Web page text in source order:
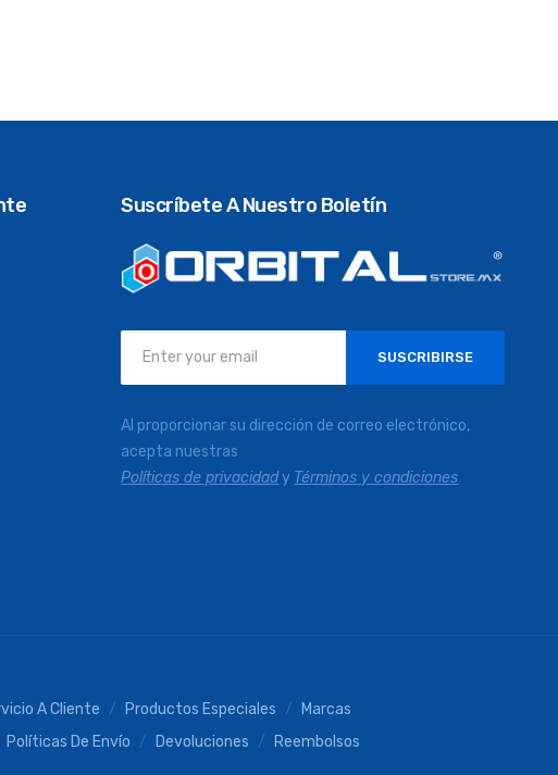
Suscríbete A Nuestro Boletín
boletín
de
noticias:
SUSCRIBIRSE
Al proporcionar su dirección de correo electrónico,
acepta nuestras
Políticas de privacidady Términos y condiciones
A Cliente Productos Especiales
Marcas
Políticas De Envío Devoluciones Reembolsos